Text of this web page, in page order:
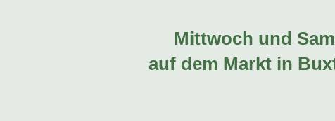
Mittwoch und
auf dem Markt in